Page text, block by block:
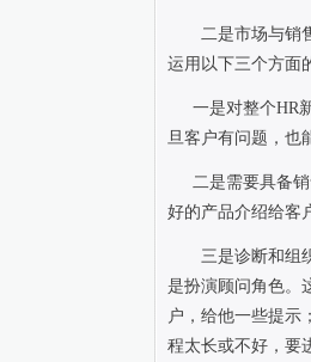
二是市场与销
运用以下三个方面
一是对整个HR
旦客户有问题，也
二是需要具备
好的产品介绍给客
三是诊断和组
是扮演顾问角色。
户，给他一些提示
程太长或不好，要